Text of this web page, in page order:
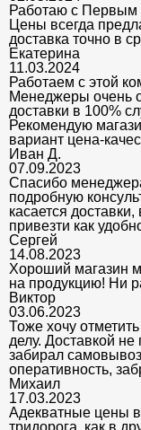
Работаю с Первым
Цены всегда
доставка точно в
Екатерина
11.03.2024
Работаем с этой
Менеджеры очень
доставки в 100%
Рекомендую
вариант цена-
Иван Д.
07.09.2023
Спасибо
подробную
касается
привезти как
Сергей
14.08.2023
Хороший магазин
на продукцию! Ни
Виктор
03.06.2023
Тоже хочу
делу. Доставкой не
забирал
оперативность,
Михаил
17.03.2023
Адекватные цены
тридорога, как в